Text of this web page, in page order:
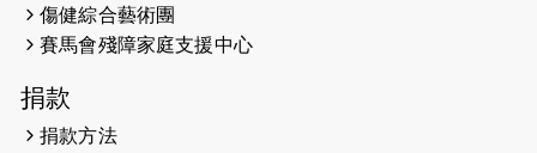
2026-05-07
開始）
2026-04-30
傷健綜合藝術團
賽馬會殘障家庭支援中心
捐款
捐款方法